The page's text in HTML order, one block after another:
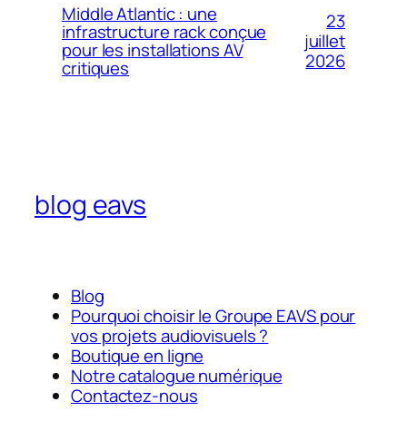
Middle Atlantic : une
infrastructure rack conçue
pour les installations AV
critiques
23
juillet
2026
blog eavs
Blog
Pourquoi choisir le Groupe EAVS pour
vos projets audiovisuels ?
Boutique en ligne
Notre catalogue numérique
Contactez-nous